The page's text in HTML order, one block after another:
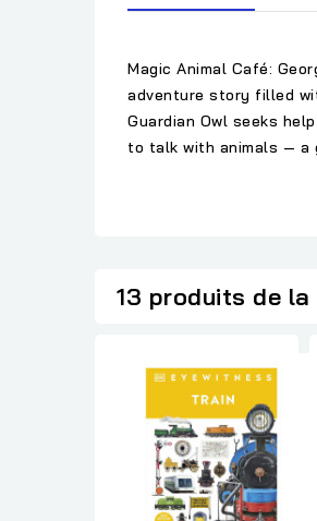
Magic Animal Café:
adventure story filled
Guardian Owl seeks
to talk with animals — a
13 produits de